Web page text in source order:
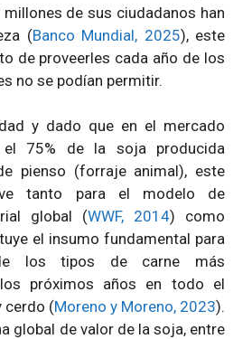
de sus ciudadanos han
(Banco Mundial, 2025), este
de proveerles cada año de los
no se podían permitir.
y dado que en el mercado
el 75% de la soja producida
pienso (forraje animal), este
tanto para el modelo de
global (WWF, 2014) como
el insumo fundamental para
los tipos de carne más
próximos años en todo el
cerdo (Moreno y Moreno, 2023).
global de valor de la soja, entre